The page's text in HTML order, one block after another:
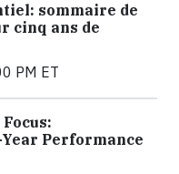
sommaire de
cinq ans de
PM ET
Performance